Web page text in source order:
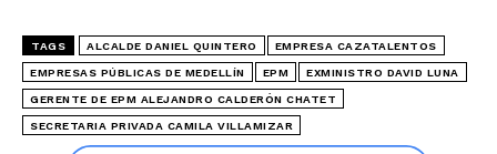
TAGS ALCALDE DANIEL QUINTERO EMPRESA CAZATALENTOS
EMPRESAS PÚBLICAS DE MEDELLÍN EPM EXMINISTRO DAVID LUNA
GERENTE DE EPM ALEJANDRO CALDERÓN CHATET
SECRETARIA PRIVADA CAMILA VILLAMIZAR